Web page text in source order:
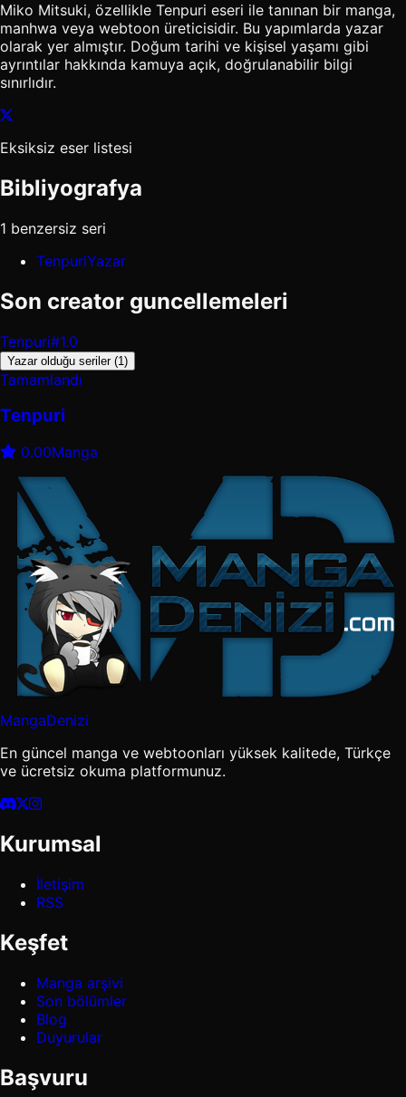
Miko Mitsuki, özellikle Tenpuri eseri ile tanınan bir manga,
manhwa veya webtoon üreticisidir. Bu yapımlarda yazar
olarak yer almıştır. Doğum tarihi ve kişisel yaşamı gibi
ayrıntılar hakkında kamuya açık, doğrulanabilir bilgi
sınırlıdır.
Eksiksiz eser listesi
Bibliyografya
1 benzersiz seri
TenpuriYazar
Son creator guncellemeleri
Tenpuri#1.0
Yazar olduğu seriler (1)
Tamamlandı
Tenpuri
0.00Manga
MangaDenizi
En güncel manga ve webtoonları yüksek kalitede, Türkçe
ve ücretsiz okuma platformunuz.
Kurumsal
İletişim
RSS
Keşfet
Manga arşivi
Son bölümler
Blog
Duyurular
Başvuru